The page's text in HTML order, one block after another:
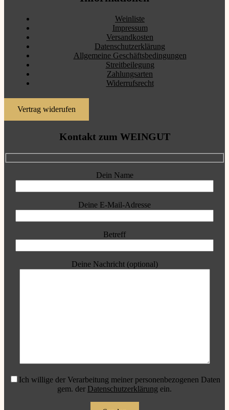
Weinliste
Impressum
Versandkosten
Datenschutzerklärung
Allgemeine Geschäftsbedingungen
Streitbeilegung
Zahlungsarten
Widerrufsrecht
Vertrag widerufen
Kontakt zum WEINGUT
Dein Name
Deine E-Mail-Adresse
Betreff
Deine Nachricht (optional)
Ich willige der Verarbeitung meiner personenbezogenen Daten
gem. der Datenschutzerklärung ein.